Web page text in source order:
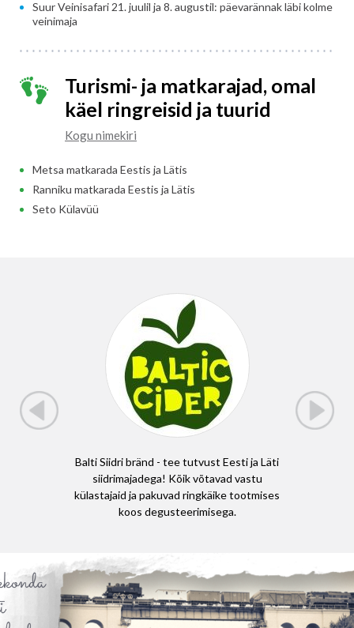
Suur Veinisafari 21. juulil ja 8. augustil: päevarännak läbi kolme
veinimaja
Turismi- ja matkarajad, omal
käel ringreisid ja tuurid
Kogu nimekiri
Metsa matkarada Eestis ja Lätis
Ranniku matkarada Eestis ja Lätis
Seto Külavüü
Balti Siidri bränd - tee tutvust Eesti ja Läti
siidrimajadega! Kõik võtavad vastu
külastajaid ja pakuvad ringkäike tootmises
koos degusteerimisega.